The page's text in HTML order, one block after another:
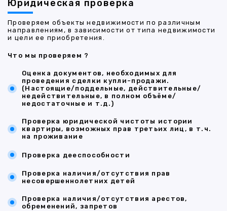
Юридическая проверка
Проверяем объекты недвижимости по различным
направлениям, в зависимости от типа недвижимости
и цели ее приобретения.
Что мы проверяем ?
Оценка документов, необходимых для
проведения сделки купли-продажи.
(Настоящие/поддельные, действительные/
недействительные, в полном объёме/
недостаточные и т.д.)
Проверка юридической чистоты истории
квартиры, возможных прав третьих лиц, в т.ч.
на проживание
Проверка дееспособности
Проверка наличия/отсутствия прав
несовершеннолетних детей
Проверка наличия/отсутствия арестов,
обременений, запретов